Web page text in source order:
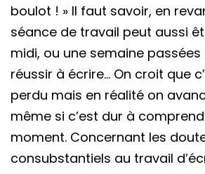
boulot ! » Il faut savoir, en
séance de travail peut aussi
midi, ou une semaine passées
réussir à écrire… On croit que
perdu mais en réalité on
même si c’est dur à
moment. Concernant les
consubstantiels au travail